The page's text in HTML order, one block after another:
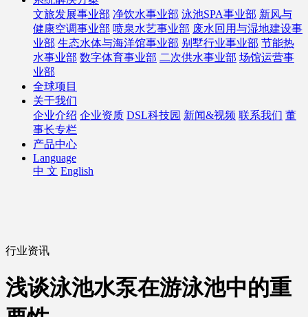
文旅发展事业部 净饮水事业部 泳池SPA事业部 新风与
健康空调事业部 喷泉水艺事业部 废水回用与湿地建设事
业部 生态水体与海洋馆事业部 别墅行业事业部 节能热
水事业部 数字体育事业部 二次供水事业部 场馆运营事
业部
全球项目
关于我们
企业介绍 企业资质 DSL科技园 新闻&视频 联系我们 董
事长专栏
产品中心
Language
中 文 English
行业资讯
浅谈泳池水泵在游泳池中的重